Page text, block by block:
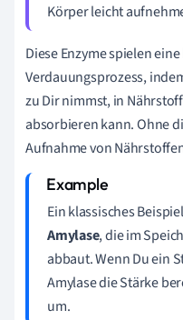
Körper leicht
Diese Enzyme spielen
Verdauungsprozess,
zu Dir nimmst, in
absorbieren kann. Ohne
Aufnahme von
Ein klassisches
Amylase, die im
abbaut. Wenn Du ein
Amylase die Stärke
um.